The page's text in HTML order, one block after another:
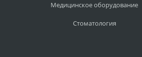
Медицинское оборудование
Стоматология